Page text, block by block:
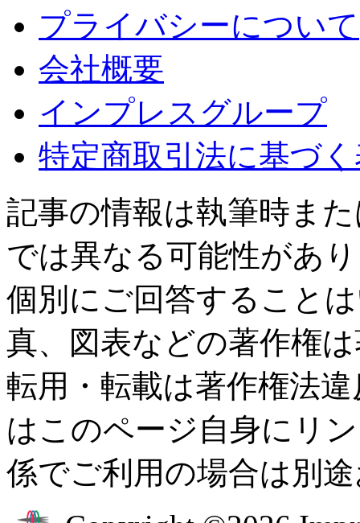
プライバシーについて
会社概要
インプレスグループ
特定商取引法に基づ
記事の情報は執筆時ま
では異なる可能性があ
個別にご回答すること
真、図表などの著作権
転用・転載は著作権法
はこのページ自身にリ
係でご利用の場合は別